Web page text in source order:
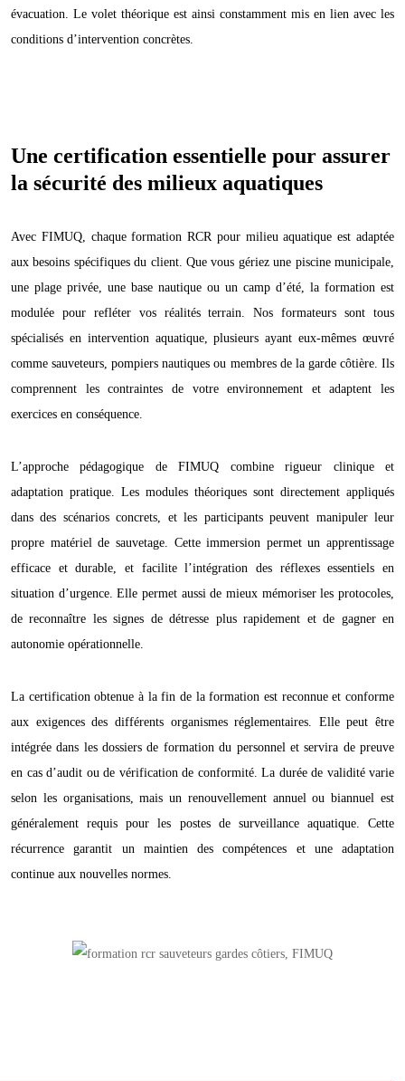
évacuation. Le volet théorique est ainsi constamment mis en lien avec les
conditions d’intervention concrètes.
Une certification essentielle pour assurer
la sécurité des milieux aquatiques
Avec FIMUQ, chaque formation RCR pour milieu aquatique est adaptée
aux besoins spécifiques du client. Que vous gériez une piscine municipale,
une plage privée, une base nautique ou un camp d’été, la formation est
modulée pour refléter vos réalités terrain. Nos formateurs sont tous
spécialisés en intervention aquatique, plusieurs ayant eux-mêmes œuvré
comme sauveteurs, pompiers nautiques ou membres de la garde côtière. Ils
comprennent les contraintes de votre environnement et adaptent les
exercices en conséquence.
L’approche pédagogique de FIMUQ combine rigueur clinique et
adaptation pratique. Les modules théoriques sont directement appliqués
dans des scénarios concrets, et les participants peuvent manipuler leur
propre matériel de sauvetage. Cette immersion permet un apprentissage
efficace et durable, et facilite l’intégration des réflexes essentiels en
situation d’urgence. Elle permet aussi de mieux mémoriser les protocoles,
de reconnaître les signes de détresse plus rapidement et de gagner en
autonomie opérationnelle.
La certification obtenue à la fin de la formation est reconnue et conforme
aux exigences des différents organismes réglementaires. Elle peut être
intégrée dans les dossiers de formation du personnel et servira de preuve
en cas d’audit ou de vérification de conformité. La durée de validité varie
selon les organisations, mais un renouvellement annuel ou biannuel est
généralement requis pour les postes de surveillance aquatique. Cette
récurrence garantit un maintien des compétences et une adaptation
continue aux nouvelles normes.